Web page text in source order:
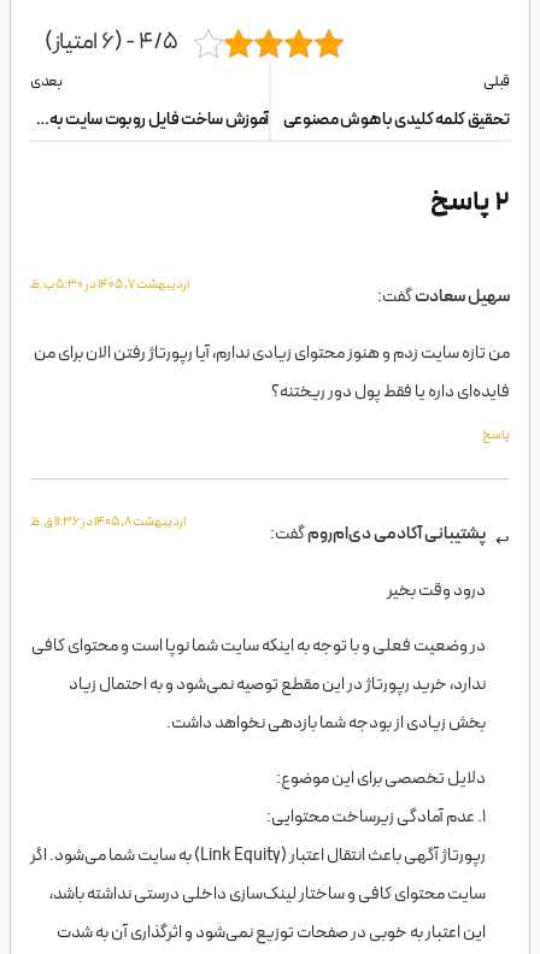
4/5 - (6 امتیاز)
قبلی
تحقیق کلمه کلیدی با هوش مصنوعی
بعدی
آموزش ساخت فایل روبوت سایت به‌صورت اصولی
2 پاسخ
سهیل سعادتگفت: اردیبهشت 7, 1405 در 5:30 ب.ظ
من تازه سایت زدم و هنوز محتوای زیادی ندارم، آیا رپورتاژ رفتن الان برای من
فایده‌ای داره یا فقط پول دور ریختنه؟
پاسخ
پشتیبانی آکادمی دی‌ام‌رومگفت: اردیبهشت 8, 1405 در 11:36 ق.ظ
درود وقت بخیر
در وضعیت فعلی و با توجه به اینکه سایت شما نوپا است و محتوای کافی
ندارد، خرید رپورتاژ در این مقطع توصیه نمی‌شود و به احتمال زیاد
بخش زیادی از بودجه شما بازدهی نخواهد داشت.
دلایل تخصصی برای این موضوع:
۱. عدم آمادگی زیرساخت محتوایی:
رپورتاژ آگهی باعث انتقال اعتبار (Link Equity) به سایت شما می‌شود. اگر
سایت محتوای کافی و ساختار لینک‌سازی داخلی درستی نداشته باشد،
این اعتبار به خوبی در صفحات توزیع نمی‌شود و اثرگذاری آن به شدت